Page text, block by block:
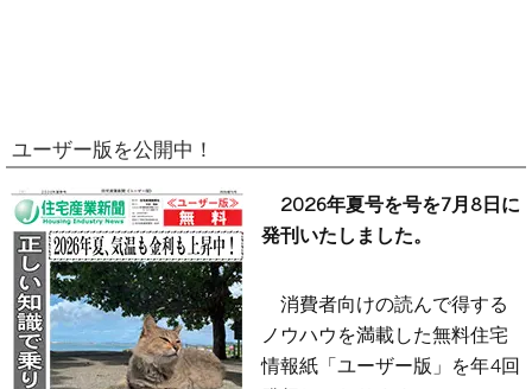
ユーザー版を公開中！
2026年夏号を号を7月8日に
発刊いたしました。
消費者向けの読んで得する
ノウハウを満載した無料住宅
情報紙「ユーザー版」を年4回